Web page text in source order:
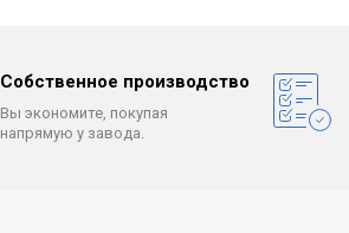
Собственное производство
Вы экономите, покупая
напрямую у завода.